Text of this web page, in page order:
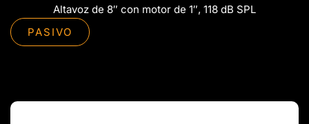
Altavoz de 8″ con motor de 1″, 118 dB SPL
PASIVO